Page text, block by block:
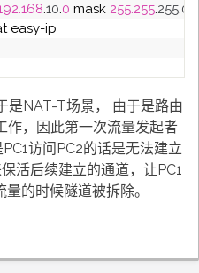
.10.0 mask 255.255.255.0
easy-ip
是NAT-T场景， 由于是路由
作，因此第一次流量发起者
访问PC2的话是无法建立
活后续建立的通道，让PC1
的时候隧道被拆除。